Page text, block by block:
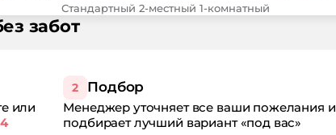
Стандартный 2-местный 1-комнатный
забот
или
2 Подбор
Менеджер уточняет все ваши пожелания и
подбирает лучший вариант «под вас»